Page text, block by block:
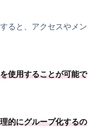
ると、アクセスやメン
使用することが可能で
的にグループ化するの